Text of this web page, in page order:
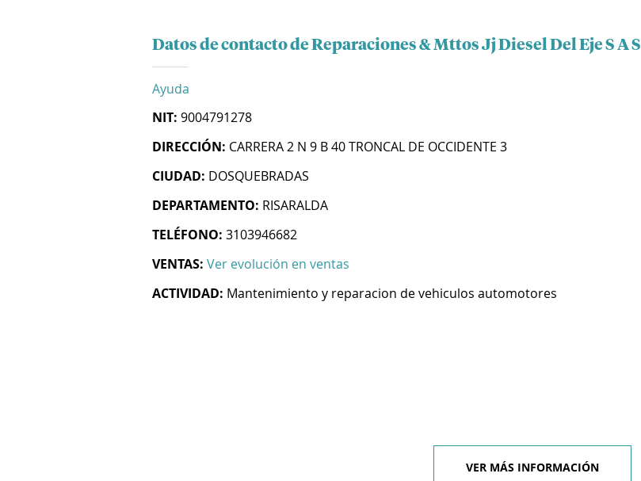
Datos de contacto de Reparaciones & Mttos Jj Diesel Del Eje S A S
Ayuda
NIT: 9004791278
DIRECCIÓN: CARRERA 2 N 9 B 40 TRONCAL DE OCCIDENTE 3
CIUDAD: DOSQUEBRADAS
DEPARTAMENTO: RISARALDA
TELÉFONO: 3103946682
VENTAS: Ver evolución en ventas
ACTIVIDAD: Mantenimiento y reparacion de vehiculos automotores
VER MÁS INFORMACIÓN